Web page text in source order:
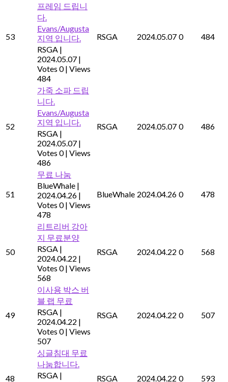
53
프레임 드립니
다.
Evans/Augusta
지역 입니다.
RSGA |
2024.05.07 |
Votes 0 | Views
484
RSGA 2024.05.07 0 484
52
가죽 소파 드립
니다.
Evans/Augusta
지역 입니다.
RSGA |
2024.05.07 |
Votes 0 | Views
486
RSGA 2024.05.07 0 486
51
무료 나눔
BlueWhale |
2024.04.26 |
Votes 0 | Views
478
BlueWhale 2024.04.26 0 478
50
리트리버 강아
지 무료분양
RSGA |
2024.04.22 |
Votes 0 | Views
568
RSGA 2024.04.22 0 568
49
이사용 박스 버
블 랩 무료
RSGA |
2024.04.22 |
Votes 0 | Views
507
RSGA 2024.04.22 0 507
48
싱글침대 무료
나눔합니다.
RSGA |
RSGA 2024.04.22 0 593